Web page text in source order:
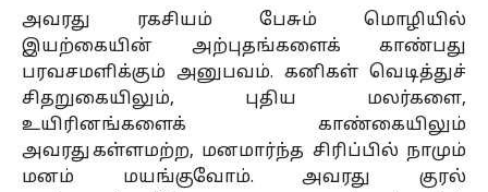
அவரது ரகசியம் பேசும் மொழியில்
இயற்கையின் அற்புதங்களைக் காண்பது
பரவசமளிக்கும் அனுபவம். கனிகள் வெடித்துச்
சிதறுகையிலும், புதிய மலர்களை,
உயிரினங்களைக் காண்கையிலும்
அவரது கள்ளமற்ற, மனமார்ந்த சிரிப்பில் நாமும்
மனம் மயங்குவோம். அவரது குரல்